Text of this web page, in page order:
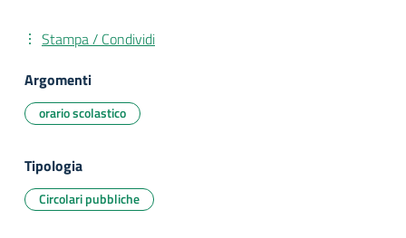
Stampa / Condividi
Argomenti
orario scolastico
Tipologia
Circolari pubbliche